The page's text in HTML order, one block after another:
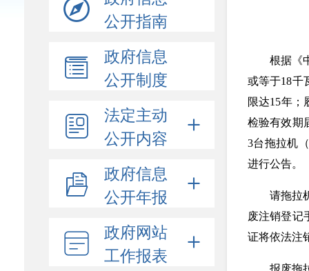
公开指南
政府信息
公开制度
法定主动
公开内容
政府信息
公开年报
政府网站
工作报表
根据《
或等于18千
限达15年；
检验有效期
3台拖拉机
进行公告。
请拖拉
废注销登记
证将依法注
报废拖